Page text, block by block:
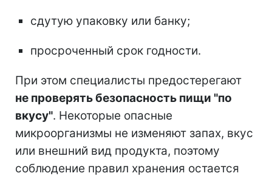
сдутую упаковку или банку;
просроченный срок годности.
При этом специалисты предостерегают
не проверять безопасность пищи "по
вкусу". Некоторые опасные
микроорганизмы не изменяют запах, вкус
или внешний вид продукта, поэтому
соблюдение правил хранения остается